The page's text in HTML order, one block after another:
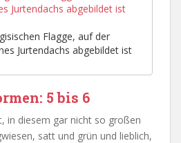
Flagge, auf der
Jurtendachs abgebildet ist
5 bis 6
in diesem gar nicht so großen
satt und grün und lieblich,